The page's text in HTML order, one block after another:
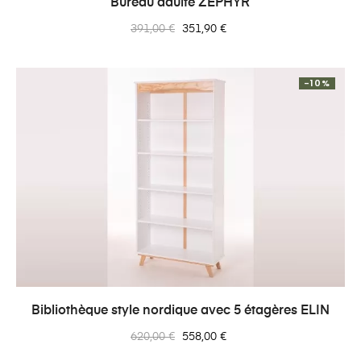
Bureau adulte ZÉPHYR
Prix
391,00 € Prix
351,90 €
Bibliothèque style nordique avec 5 étagères ELIN
Prix
620,00 €
-10%
Prix
558,00 €